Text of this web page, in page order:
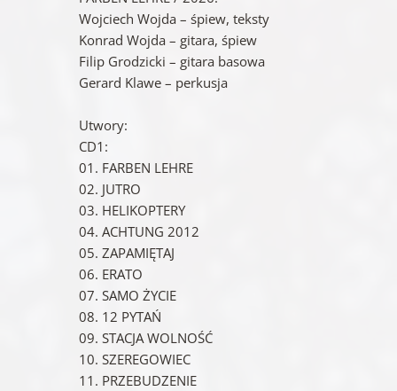
Wojciech Wojda – śpiew, teksty
Konrad Wojda – gitara, śpiew
Filip Grodzicki – gitara basowa
Gerard Klawe – perkusja
Utwory:
CD1:
01. FARBEN LEHRE
02. JUTRO
03. HELIKOPTERY
04. ACHTUNG 2012
05. ZAPAMIĘTAJ
06. ERATO
07. SAMO ŻYCIE
08. 12 PYTAŃ
09. STACJA WOLNOŚĆ
10. SZEREGOWIEC
11. PRZEBUDZENIE